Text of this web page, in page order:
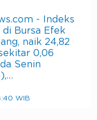
- Indeks
di Bursa Efek
naik 24,82
0,06
Senin
WIB